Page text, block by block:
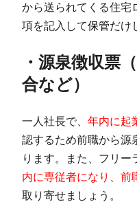
から送られてくる住宅
項を記入して保管だけ
・源泉徴収票
合など）
一人社長で、 年内に起
認するため前職から源
ります。また、フリー
内に専従者になり、前
取り寄せましょう。